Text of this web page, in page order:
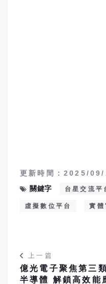
更新時間：2025/
關鍵字
台星交流平
虛擬數位平台 實體
上一篇
億光電子聚焦第三
半導體 解鎖高效能